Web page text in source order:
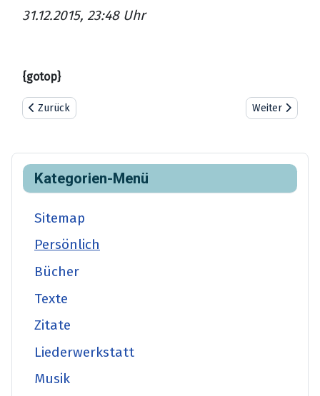
31.12.2015, 23:48 Uhr
{gotop}
Vorheriger Beitrag: Verantwortung
Zurück Nächster
Weiter
Kategorien-Menü
Sitemap
Persönlich
Bücher
Texte
Zitate
Liederwerkstatt
Musik